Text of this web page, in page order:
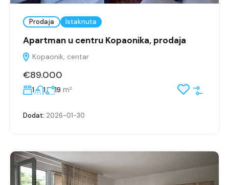
Prodaja Istaknuta
Apartman u centru Kopaonika, prodaja
Kopaonik, centar
€89.000
1 1 19 m²
Dodat: 2026-01-30